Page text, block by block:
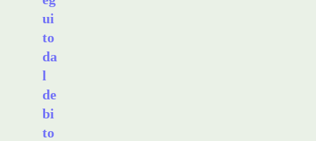
ui
to
da
l
de
bi
to